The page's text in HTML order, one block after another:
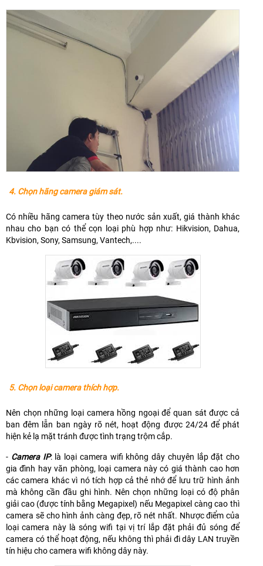
4. Chọn hãng camera giám sát.
Có nhiều hãng camera tùy theo nước sản xuất, giá thành khác
nhau cho bạn có thể cọn loại phù hợp như: Hikvision, Dahua,
Kbvision, Sony, Samsung, Vantech,....
5. Chọn loại camera thích hợp.
Nên chọn những loại camera hồng ngoại để quan sát được cả
ban đêm lẫn ban ngày rõ nét, hoạt động được 24/24 để phát
hiện kẻ lạ mặt tránh được tình trạng trộm cắp.
- Camera IP: là loại camera wifi không dây chuyên lắp đặt cho
gia đình hay văn phòng, loại camera này có giá thành cao hơn
các camera khác vì nó tích hợp cả thẻ nhớ để lưu trữ hình ảnh
mà không cần đầu ghi hình. Nên chọn những loại có độ phân
giải cao (được tính bằng Megapixel) nếu Megapixel càng cao thì
camera sẽ cho hình ảnh càng đẹp, rõ nét nhất. Nhược điểm của
loại camera này là sóng wifi tại vị trí lắp đặt phải đủ sóng để
camera có thể hoạt động, nếu không thì phải đi dây LAN truyền
tín hiệu cho camera wifi không dây này.